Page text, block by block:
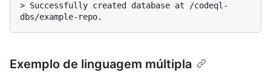
> Successfully created database at /codeql-
dbs/example-repo.
Exemplo de linguagem múltipla